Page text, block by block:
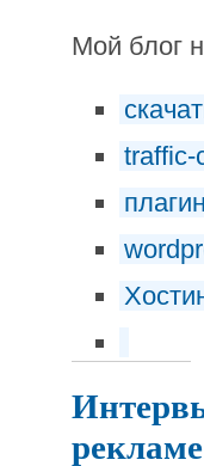
Мой блог
traffic-